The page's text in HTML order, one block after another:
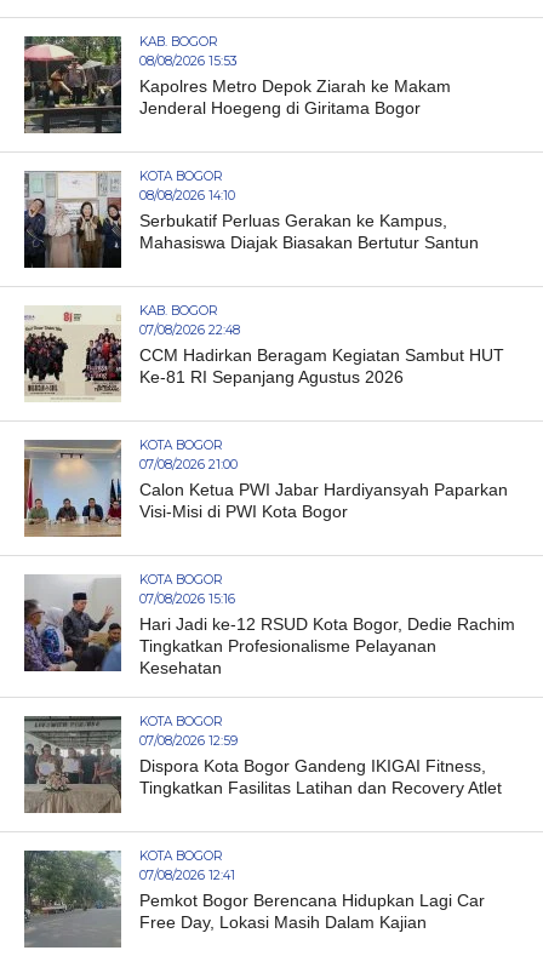
KAB. BOGOR
08/08/2026 15:53
Kapolres Metro Depok Ziarah ke Makam
Jenderal Hoegeng di Giritama Bogor
KOTA BOGOR
08/08/2026 14:10
Serbukatif Perluas Gerakan ke Kampus,
Mahasiswa Diajak Biasakan Bertutur Santun
KAB. BOGOR
07/08/2026 22:48
CCM Hadirkan Beragam Kegiatan Sambut HUT
Ke-81 RI Sepanjang Agustus 2026
KOTA BOGOR
07/08/2026 21:00
Calon Ketua PWI Jabar Hardiyansyah Paparkan
Visi-Misi di PWI Kota Bogor
KOTA BOGOR
07/08/2026 15:16
Hari Jadi ke-12 RSUD Kota Bogor, Dedie Rachim
Tingkatkan Profesionalisme Pelayanan
Kesehatan
KOTA BOGOR
07/08/2026 12:59
Dispora Kota Bogor Gandeng IKIGAI Fitness,
Tingkatkan Fasilitas Latihan dan Recovery Atlet
KOTA BOGOR
07/08/2026 12:41
Pemkot Bogor Berencana Hidupkan Lagi Car
Free Day, Lokasi Masih Dalam Kajian